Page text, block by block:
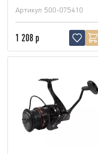
Артикул 500-075410
1 208 р